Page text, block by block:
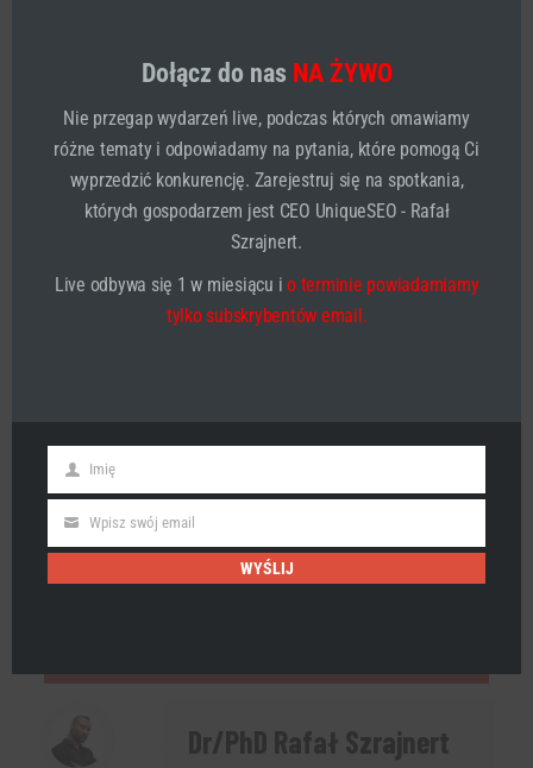
Co myślisz o moim nowym wpisie na blogu?
A może masz pytanie dotyczące strategii lub
techniki jak działać najlepiej?
Tak czy inaczej, chciałbym usłyszeć, co masz do
Dr/PhD Rafał Szrajnert
Dołącz do nas NA ŻYWO
Nie przegap wydarzeń live, podczas których omawiamy
różne tematy i odpowiadamy na pytania, które pomogą Ci
wyprzedzić konkurencję. Zarejestruj się na spotkania,
których gospodarzem jest CEO UniqueSEO - Rafał
Szrajnert.
Live odbywa się 1 w miesiącu i o terminie powiadamiamy
tylko subskrybentów email.
First
Name
Imię
Email Wpisz swój email
WYŚLIJ